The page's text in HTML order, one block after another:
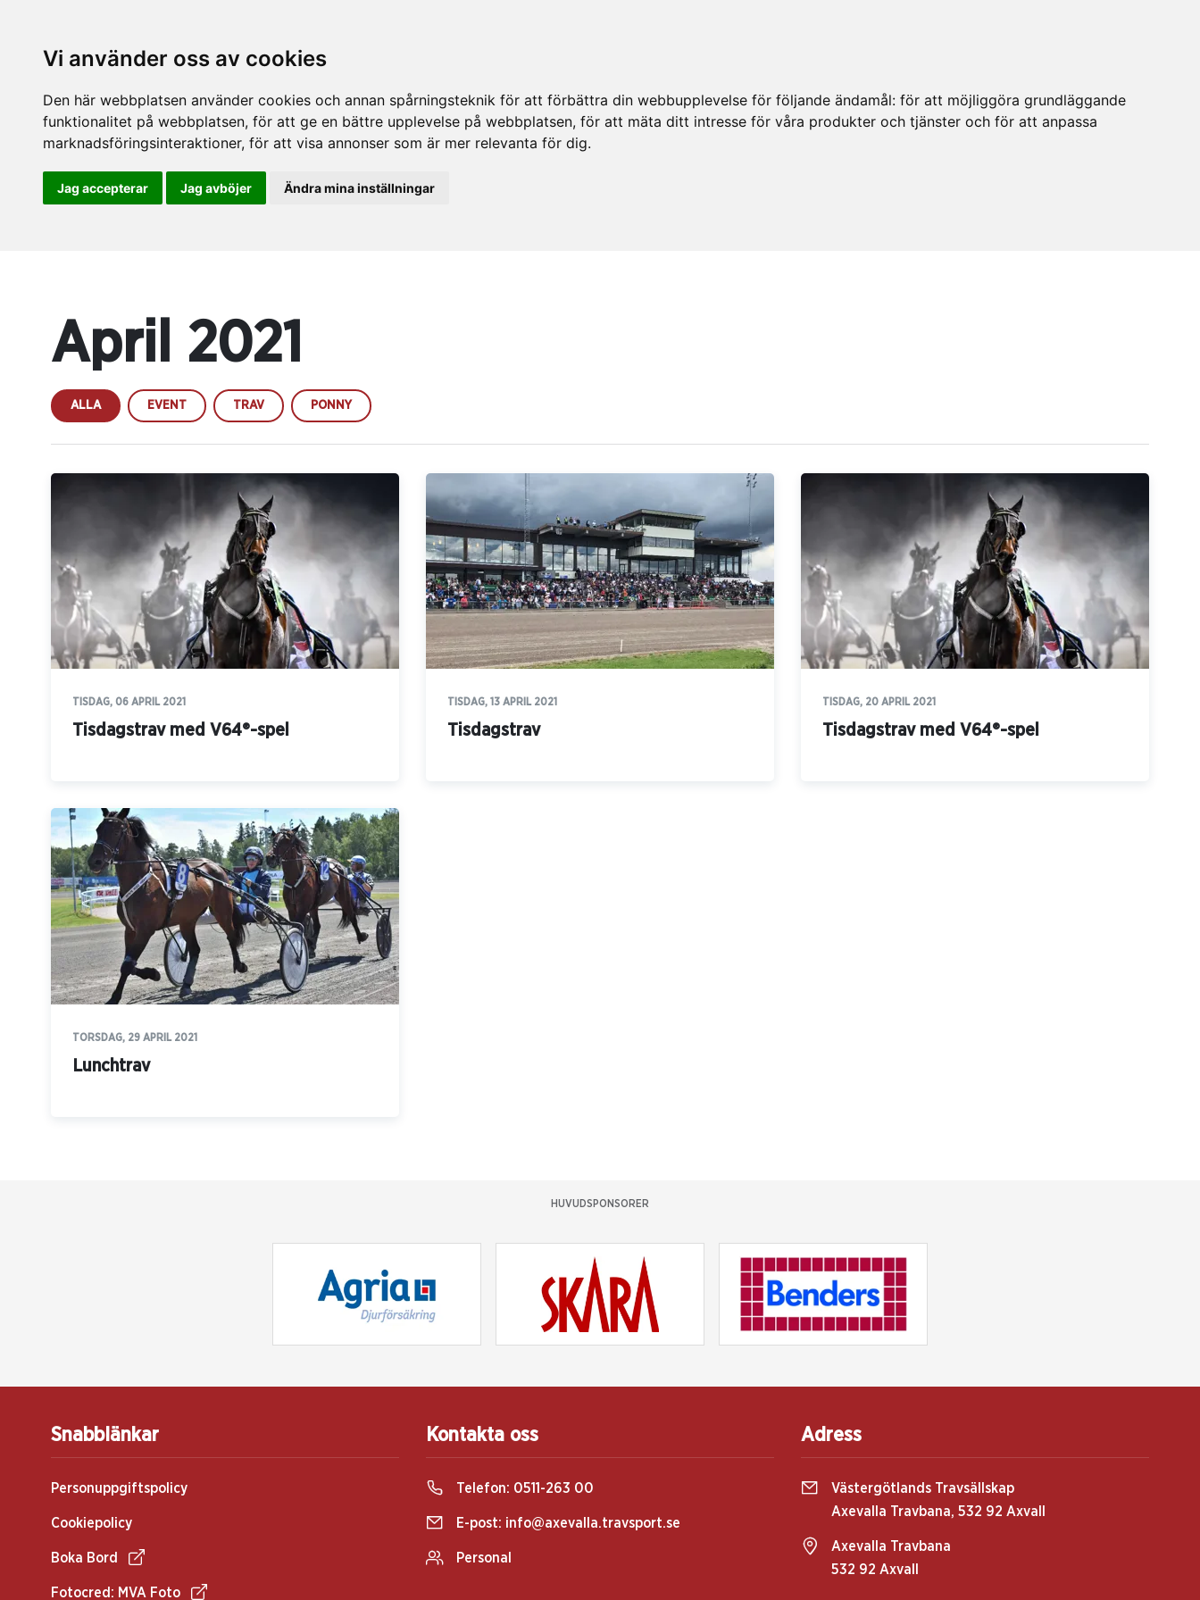
Vi använder oss av cookies
Den här webbplatsen använder cookies och annan spårningsteknik för att förbättra din webbupplevelse för följande ändamål: för att möjliggöra grundläggande
funktionalitet på webbplatsen, för att ge en bättre upplevelse på webbplatsen, för att mäta ditt intresse för våra produkter och tjänster och för att anpassa
marknadsföringsinteraktioner, för att visa annonser som är mer relevanta för dig.
Jag accepterar Jag avböjer Ändra mina inställningar
April 2021
ALLA EVENT TRAV PONNY
TISDAG, 06 APRIL 2021
Tisdagstrav med V64®-spel
TISDAG, 13 APRIL 2021
Tisdagstrav
TISDAG, 20 APRIL 2021
Tisdagstrav med V64®-spel
TORSDAG, 29 APRIL 2021
Lunchtrav
HUVUDSPONSORER
Snabblänkar
Personuppgiftspolicy
Cookiepolicy
Boka Bord
Fotocred: MVA Foto
Kontakta oss
Telefon: 0511-263 00
E-post: info@axevalla.travsport.se
Personal
Adress
Västergötlands Travsällskap
Axevalla Travbana, 532 92 Axvall
Axevalla Travbana
532 92 Axvall